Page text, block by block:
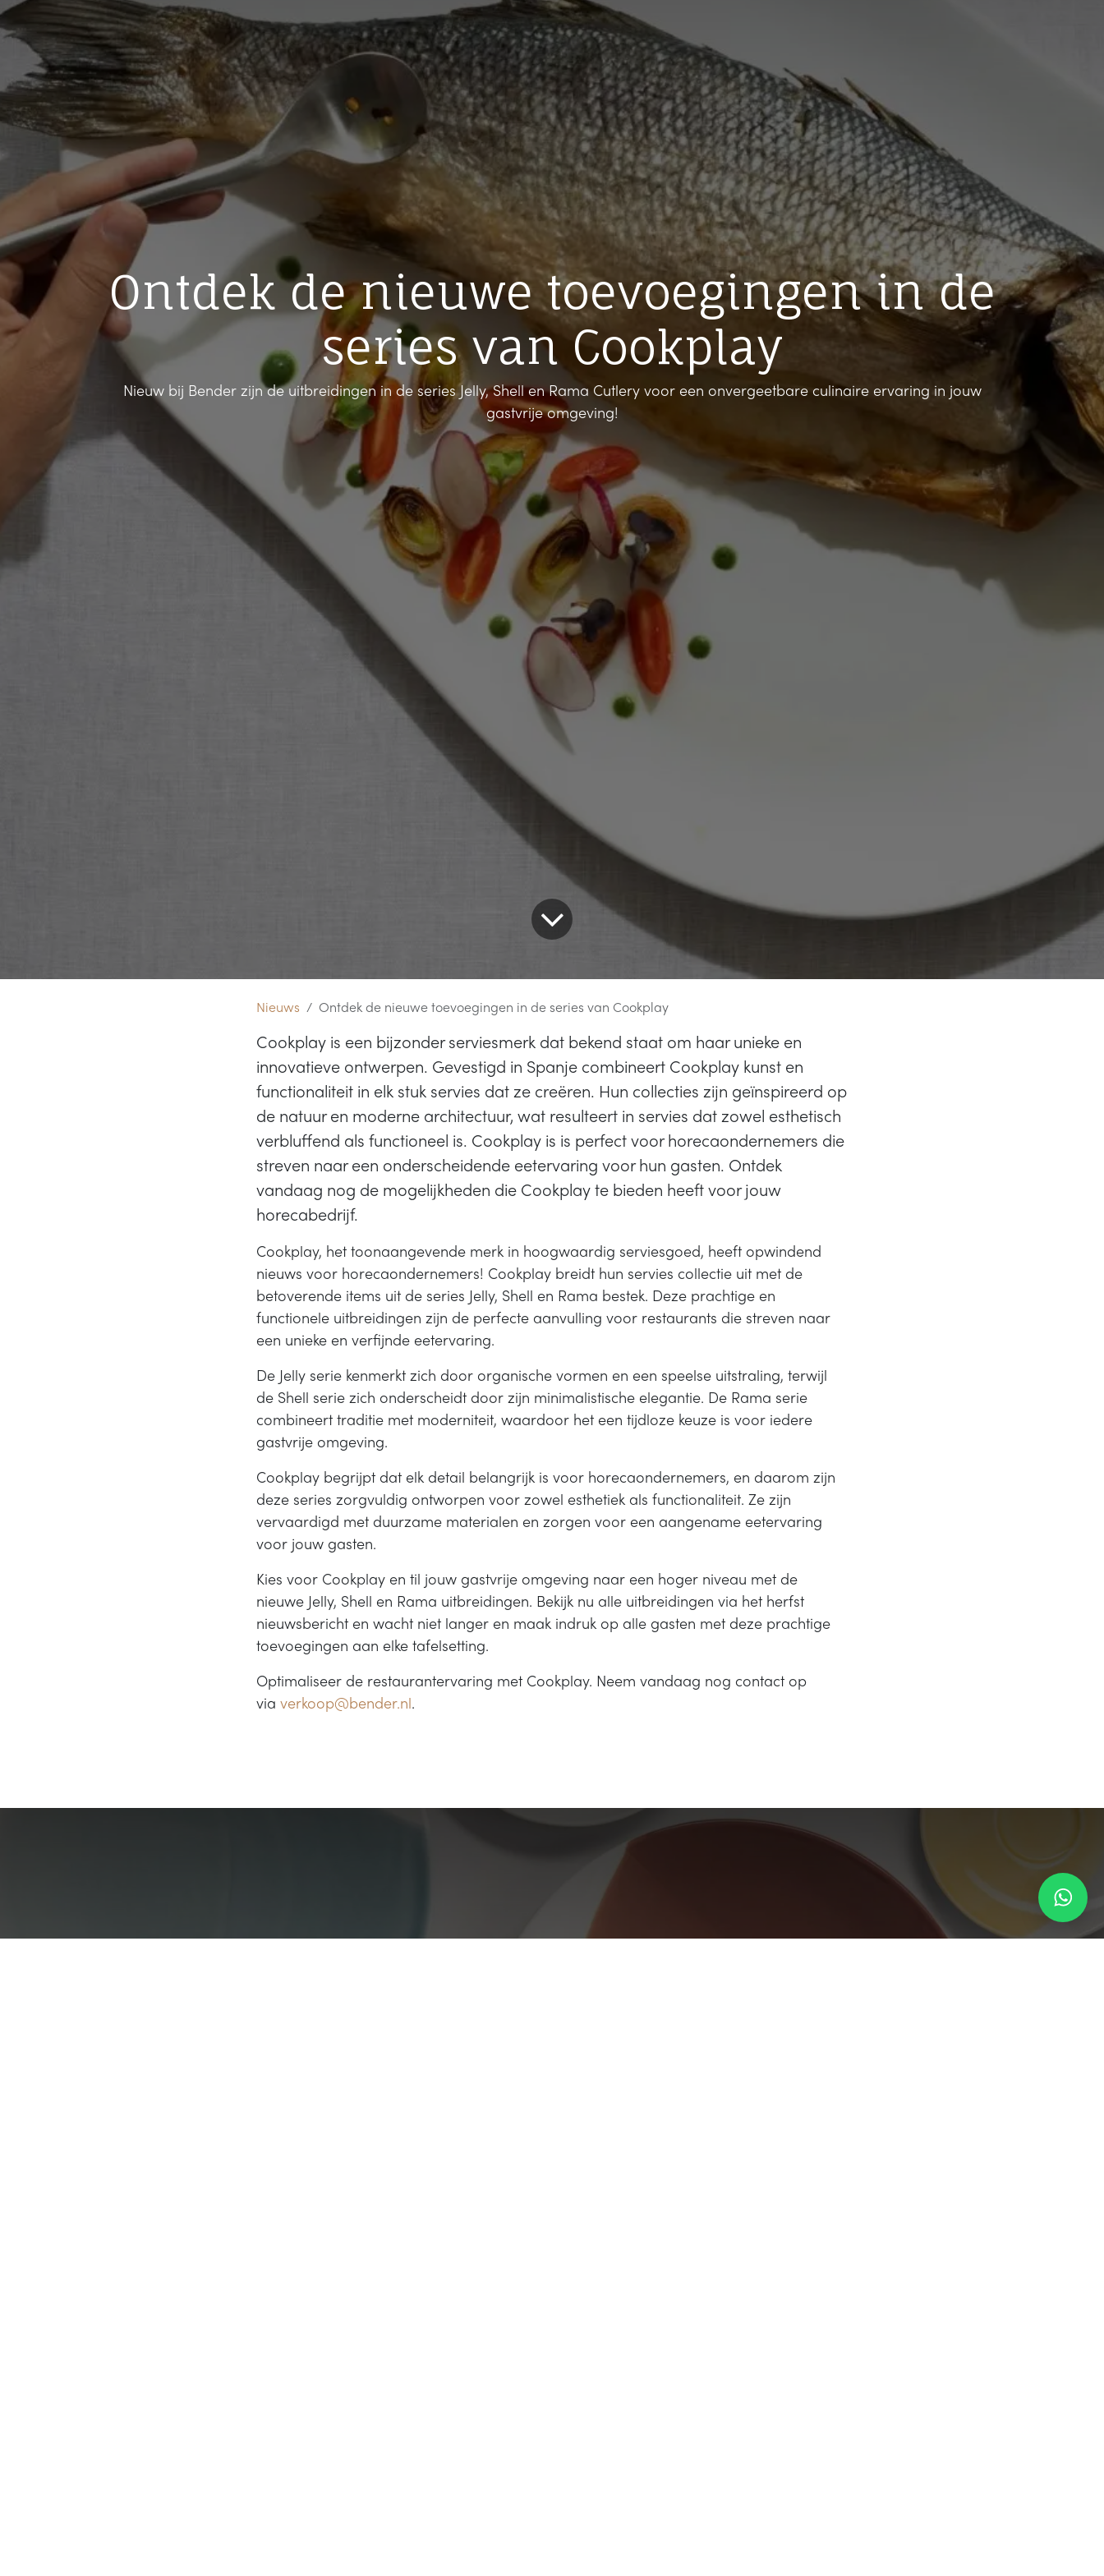
Ontdek de nieuwe toevoegingen in de
series van Cookplay
Nieuw bij Bender zijn de uitbreidingen in de series Jelly, Shell en Rama Cutlery voor een onvergeetbare culinaire ervaring in jouw
gastvrije omgeving!
Nieuws Ontdek de nieuwe toevoegingen in de series van Cookplay
Cookplay is een bijzonder serviesmerk dat bekend staat om haar unieke en
innovatieve ontwerpen. Gevestigd in Spanje combineert Cookplay kunst en
functionaliteit in elk stuk servies dat ze creëren. Hun collecties zijn geïnspireerd op
de natuur en moderne architectuur, wat resulteert in servies dat zowel esthetisch
verbluffend als functioneel is. Cookplay is is perfect voor horecaondernemers die
streven naar een onderscheidende eetervaring voor hun gasten. Ontdek
vandaag nog de mogelijkheden die Cookplay te bieden heeft voor jouw
horecabedrijf.
Cookplay, het toonaangevende merk in hoogwaardig serviesgoed, heeft opwindend
nieuws voor horecaondernemers! Cookplay breidt hun servies collectie uit met de
betoverende items uit de series Jelly, Shell en Rama bestek. Deze prachtige en
functionele uitbreidingen zijn de perfecte aanvulling voor restaurants die streven naar
een unieke en verfijnde eetervaring.
De Jelly serie kenmerkt zich door organische vormen en een speelse uitstraling, terwijl
de Shell serie zich onderscheidt door zijn minimalistische elegantie. De Rama serie
combineert traditie met moderniteit, waardoor het een tijdloze keuze is voor iedere
gastvrije omgeving.
Cookplay begrijpt dat elk detail belangrijk is voor horecaondernemers, en daarom zijn
deze series zorgvuldig ontworpen voor zowel esthetiek als functionaliteit. Ze zijn
vervaardigd met duurzame materialen en zorgen voor een aangename eetervaring
voor jouw gasten.
Kies voor Cookplay en til jouw gastvrije omgeving naar een hoger niveau met de
nieuwe Jelly, Shell en Rama uitbreidingen. Bekijk nu alle uitbreidingen via het herfst
nieuwsbericht en wacht niet langer en maak indruk op alle gasten met deze prachtige
toevoegingen aan elke tafelsetting.
Optimaliseer de restaurantervaring met Cookplay. Neem vandaag nog contact op
via verkoop@bender.nl .